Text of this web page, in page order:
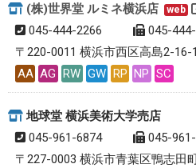
(株)世界堂 ルミネ横浜店 web
045-444-2266
045-
〒220-0011 横浜市西区高島2-
AA AG RW GW RP NP SC
地球堂 横浜美術大学売店
045-961-6874
045-
〒227-0003 横浜市青葉区鴨志田